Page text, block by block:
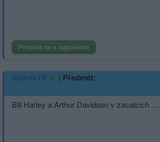
Přihlásit se a odpovědět
VashekTX | Předmět:
Bill Harley a Arthur Davidson v zacatcich